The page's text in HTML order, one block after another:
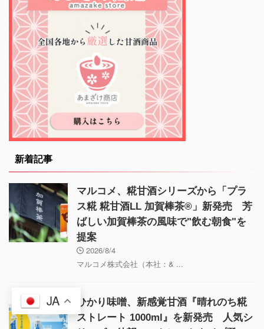
新着記事
マルコメ、糀甘酒シリーズから「プラ
ス糀 糀甘酒LL 加賀棒茶®」新発売 芳
ばしい加賀棒茶の風味で"飲む朝食"を
提案
2026/8/4
マルコメ株式会社（本社：& ...
ひかり味噌、新感覚甘酒『晴れのち糀
ストレート 1000ml』を新発売 人気シ
JA